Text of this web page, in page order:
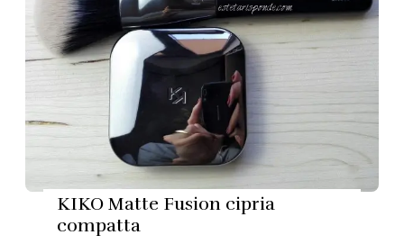
KIKO Matte Fusion cipria
compatta